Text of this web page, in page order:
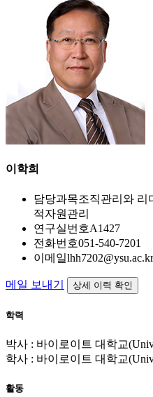
이학희
담당과목조직관리와 리
적자원관리
연구실번호A1427
전화번호051-540-7201
이메일lhh7202@ysu.ac.kr
메일 보내기 상세 이력 확인
학력
박사 : 바이로이트 대학교
학사 : 바이로이트 대학교
활동